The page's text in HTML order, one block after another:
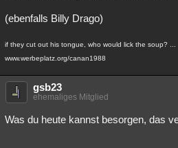
(ebenfalls Billy Drago)
if they cut out his tongue, who would lick the soup? ...
www.werbeplatz.org/canan1988
gsb23
ehemaliges Mitglied
Was du heute kannst besorgen, das